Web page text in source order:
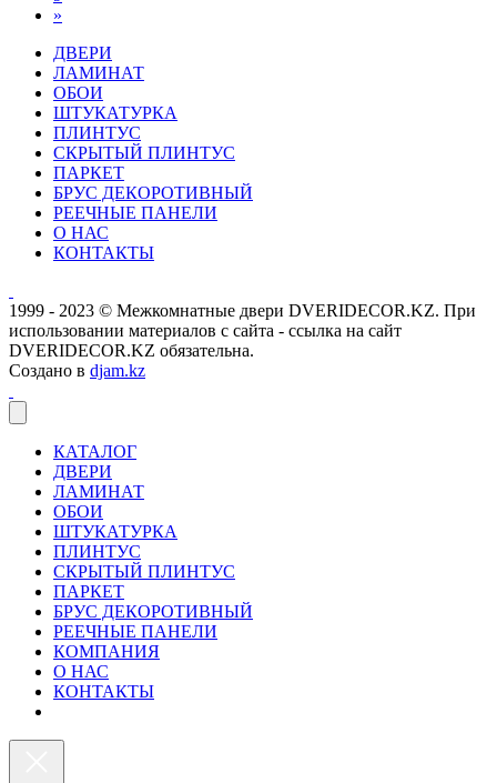
»
ДВЕРИ
ЛАМИНАТ
ОБОИ
ШТУКАТУРКА
ПЛИНТУС
СКРЫТЫЙ ПЛИНТУС
ПАРКЕТ
БРУС ДЕКОРОТИВНЫЙ
РЕЕЧНЫЕ ПАНЕЛИ
О НАС
КОНТАКТЫ
1999 - 2023 © Межкомнатные двери DVERIDECOR.KZ. При
использовании материалов с сайта - ссылка на сайт
DVERIDECOR.KZ обязательна.
Создано в djam.kz
КАТАЛОГ
ДВЕРИ
ЛАМИНАТ
ОБОИ
ШТУКАТУРКА
ПЛИНТУС
СКРЫТЫЙ ПЛИНТУС
ПАРКЕТ
БРУС ДЕКОРОТИВНЫЙ
РЕЕЧНЫЕ ПАНЕЛИ
КОМПАНИЯ
О НАС
КОНТАКТЫ